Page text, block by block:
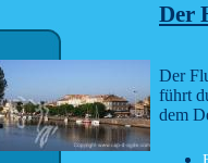
Der
Der
führt
dem